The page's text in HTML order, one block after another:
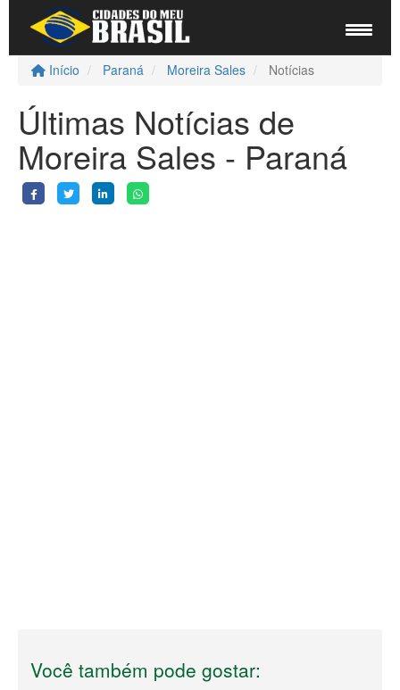
Início Paraná Moreira Sales Notícias
Últimas Notícias de
Moreira Sales - Paraná
Você também pode gostar: